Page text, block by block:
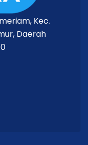
Kec.
Daerah